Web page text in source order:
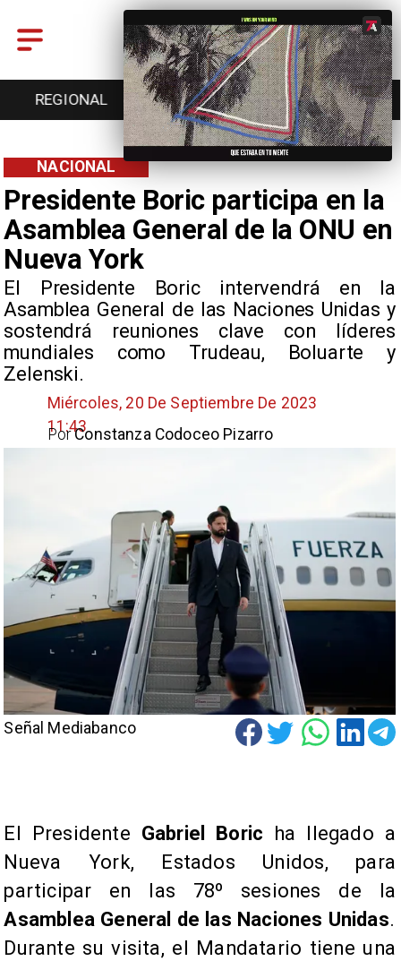
ENTRETENCIÓN DEPORTES CULTURA
Presidente Boric participa en la
Asamblea General de la ONU en
Nueva York
El Presidente Boric intervendrá en la
Asamblea General de las Naciones Unidas y
sostendrá reuniones clave con líderes
mundiales como Trudeau, Boluarte y
Zelenski.
NACIONAL
Miércoles, 20 De Septiembre De 2023
11:43Constanza Codoceo Pizarro
Por
Señal Mediabanco
El Presidente Gabriel Boric ha llegado a
Nueva York, Estados Unidos, para
participar en las 78º sesiones de la
Asamblea General de las Naciones Unidas.
Durante su visita, el Mandatario tiene una